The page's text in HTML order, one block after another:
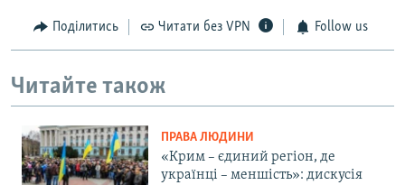
Поділитись Читати без VPN Follow us
Читайте також
ПРАВА ЛЮДИНИ
«Крим – єдиний регіон, де
українці – меншість»: дискусія